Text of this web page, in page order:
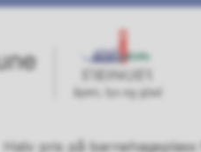
Halv pris på